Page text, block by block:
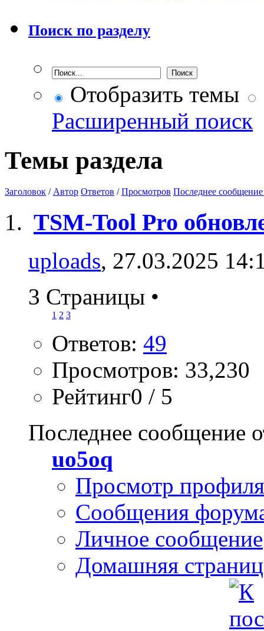
Поиск по разделу
Отобразить темы
Расширенный поиск
Темы раздела
Заголовок / Автор Ответов /Просмотров Последнее сообщение
TSM-Tool Pro
uploads, 27.03.2025
3 Страницы •
1 2 3
Ответов: 49
Просмотров: 33,230
Рейтинг0 / 5
Последнее сообщение
uo5oq
Просмотр профиля
Сообщения
Личное сообщение
Домашняя